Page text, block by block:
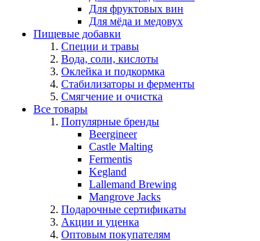
Для фруктовых вин
Для мёда и медовух
Пищевые добавки
Специи и травы
Вода, соли, кислоты
Оклейка и подкормка
Стабилизаторы и ферменты
Смягчение и очистка
Все товары
Популярные бренды
Beergineer
Castle Malting
Fermentis
Kegland
Lallemand Brewing
Mangrove Jacks
Подарочные сертификаты
Акции и уценка
Оптовым покупателям